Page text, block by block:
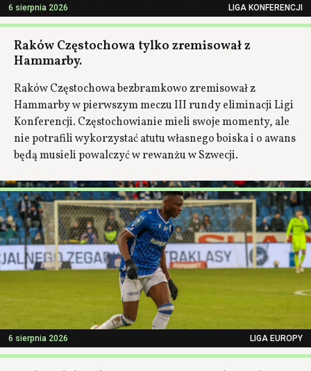
6 sierpnia 2026 LIGA KONFERENCJI
Raków Częstochowa tylko zremisował z
Hammarby.
Raków Częstochowa bezbramkowo zremisował z
Hammarby w pierwszym meczu III rundy eliminacji Ligi
Konferencji. Częstochowianie mieli swoje momenty, ale
nie potrafili wykorzystać atutu własnego boiska i o awans
będą musieli powalczyć w rewanżu w Szwecji.
6 sierpnia 2026 LIGA EUROPY